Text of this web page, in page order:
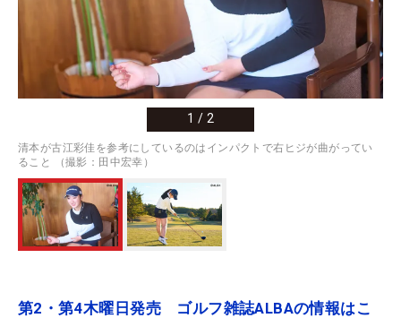
1 / 2
清本が古江彩佳を参考にしているのはインパクトで右ヒジが曲がってい
ること （撮影：田中宏幸）
第2・第4木曜日発売 ゴルフ雑誌ALBAの情報はこ